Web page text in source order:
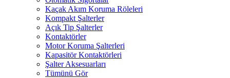
Kaçak Akım Koruma Röleleri
Kompakt Şalterler
Açık Tip Şalterler
Kontaktörler
Motor Koruma Şalterleri
Kapasitör Kontaktörleri
Şalter Aksesuarları
Tümünü Gör